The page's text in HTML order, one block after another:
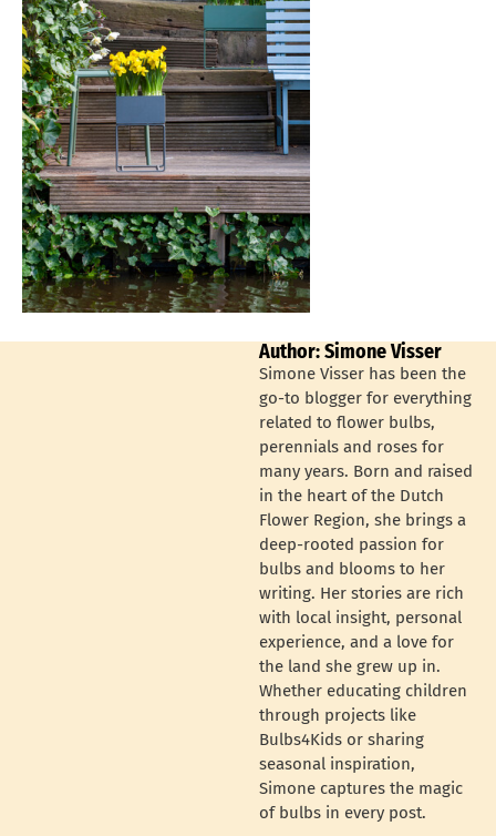
Author: Simone Visser
Simone Visser has been the
go-to blogger for everything
related to flower bulbs,
perennials and roses for
many years. Born and raised
in the heart of the Dutch
Flower Region, she brings a
deep-rooted passion for
bulbs and blooms to her
writing. Her stories are rich
with local insight, personal
experience, and a love for
the land she grew up in.
Whether educating children
through projects like
Bulbs4Kids or sharing
seasonal inspiration,
Simone captures the magic
of bulbs in every post.